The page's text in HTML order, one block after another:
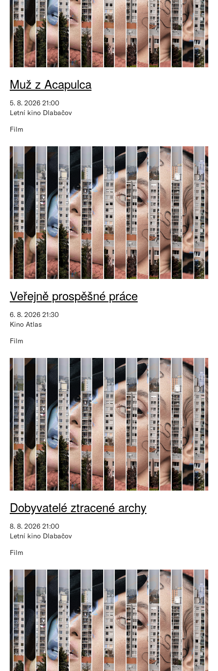
Muž z Acapulca
5. 8. 2026 21:00
Letní kino Dlabačov
Film
Veřejně prospěšné práce
6. 8. 2026 21:30
Kino Atlas
Film
Dobyvatelé ztracené archy
8. 8. 2026 21:00
Letní kino Dlabačov
Film